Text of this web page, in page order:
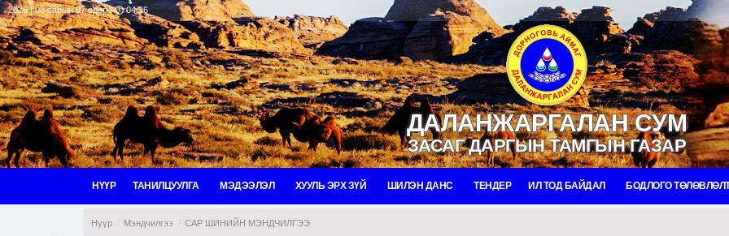
ДАЛАНЖАРГАЛАН СУМ
ЗАСАГ ДАРГЫН ТАМГЫН ГАЗАР
2026 | 08 сарын 07 өдөр | 04:36
НҮҮР ТАНИЛЦУУЛГА МЭДЭЭЛЭЛ ХУУЛЬ ЭРХ ЗҮЙ ШИЛЭН ДАНС ТЕНДЕР ИЛ ТОД БАЙДАЛ БОДЛОГО
Нүүр Мэндчилгээ САР ШИНИЙН МЭНДЧИЛГЭЭ